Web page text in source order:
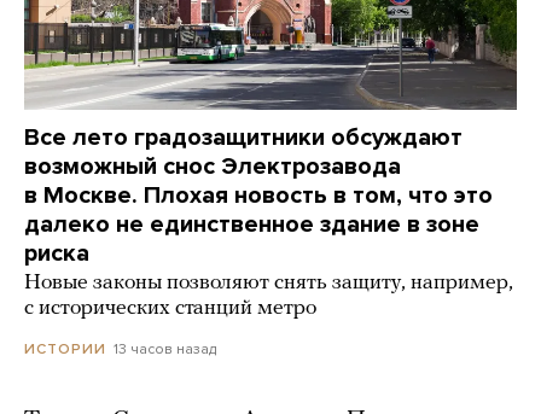
Все лето градозащитники обсуждают
возможный снос Электрозавода
в Москве. Плохая новость в том, что это
далеко не единственное здание в зоне
риска
Новые законы позволяют снять защиту, например,
с исторических станций метро
ИСТОРИИ 13 часов назад